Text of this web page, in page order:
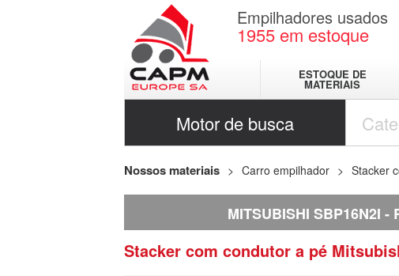
Empilhadores usados
1955 em estoque
ESTOQUE DE
MATERIAIS
Motor de busca
Nossos materiais Carro empilhador Stacker
MITSUBISHI SBP16N2I
Stacker com condutor a pé